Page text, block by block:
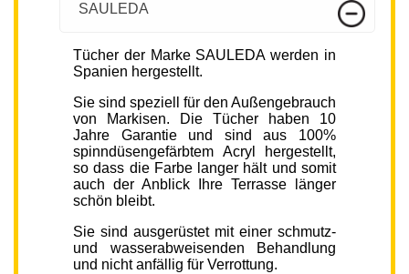
SAULEDA
Tücher der Marke SAULEDA werden in
Spanien hergestellt.
Sie sind speziell für den Außengebrauch
von Markisen. Die Tücher haben 10
Jahre Garantie und sind aus 100%
spinndüsengefärbtem Acryl hergestellt,
so dass die Farbe langer hält und somit
auch der Anblick Ihre Terrasse länger
schön bleibt.
Sie sind ausgerüstet mit einer schmutz-
und wasserabweisenden Behandlung
und nicht anfällig für Verrottung.